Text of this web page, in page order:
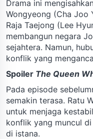
Drama ini
Wongyeong (Cha Joo
Raja Taejong (Lee
membangun negara
sejahtera. Namun,
konflik yang
Spoiler The Queen
Pada episode
semakin terasa. Ratu
untuk menjaga
konflik yang muncul
di istana.